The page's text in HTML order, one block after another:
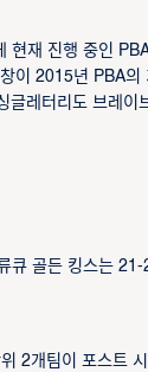
재 진행 중인
2015년 PBA의
레터리도 브레
큐 골든 킹스는
개팀이 포스트